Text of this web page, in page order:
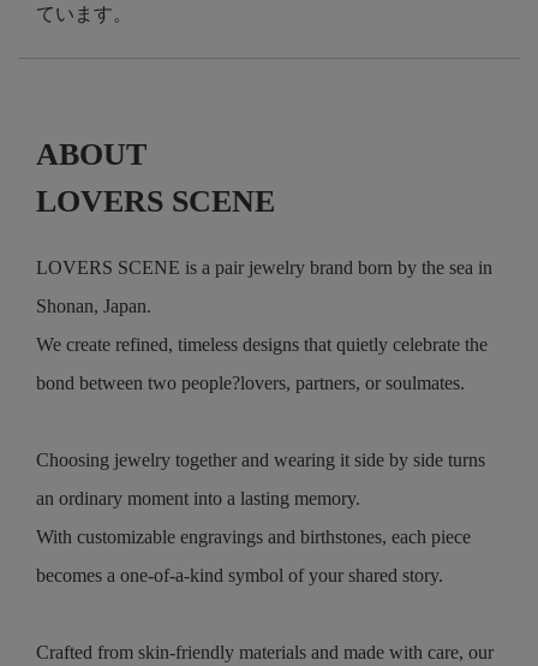
ています。
ABOUT
LOVERS SCENE
LOVERS SCENE is a pair jewelry brand born by the sea in
Shonan, Japan.
We create refined, timeless designs that quietly celebrate the
bond between two people?lovers, partners, or soulmates.
Choosing jewelry together and wearing it side by side turns
an ordinary moment into a lasting memory.
With customizable engravings and birthstones, each piece
becomes a one-of-a-kind symbol of your shared story.
Crafted from skin-friendly materials and made with care, our